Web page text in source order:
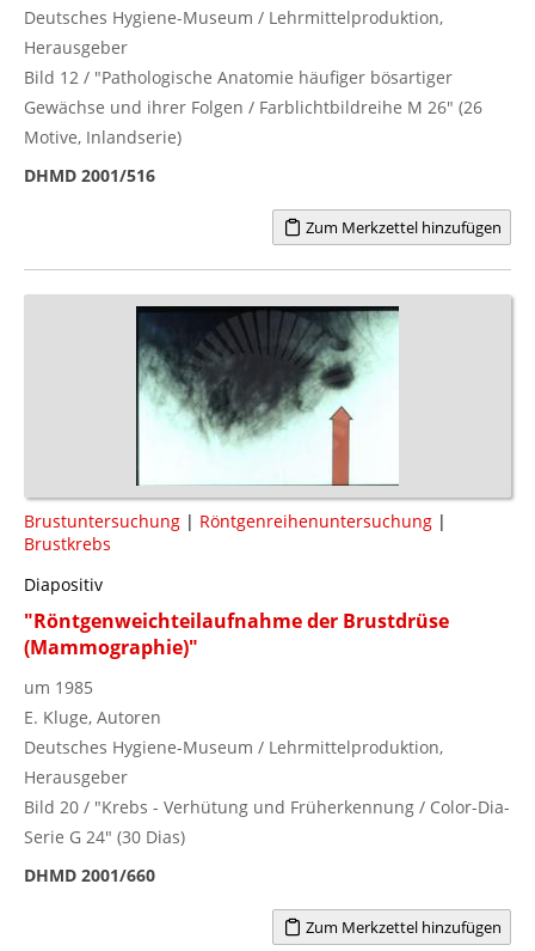
Deutsches Hygiene-Museum / Lehrmittelproduktion,
Herausgeber
Bild 12 / "Pathologische Anatomie häufiger bösartiger
Gewächse und ihrer Folgen / Farblichtbildreihe M 26" (26
Motive, Inlandserie)
DHMD 2001/516
Zum Merkzettel hinzufügen
Brustuntersuchung | Röntgenreihenuntersuchung |
Brustkrebs
Diapositiv
"Röntgenweichteilaufnahme der Brustdrüse
(Mammographie)"
um 1985
E. Kluge, Autoren
Deutsches Hygiene-Museum / Lehrmittelproduktion,
Herausgeber
Bild 20 / "Krebs - Verhütung und Früherkennung / Color-Dia-
Serie G 24" (30 Dias)
DHMD 2001/660
Zum Merkzettel hinzufügen